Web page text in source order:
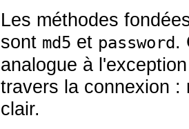
Les méthodes
sont md5 et password .
analogue à
travers la connexion :
clair.